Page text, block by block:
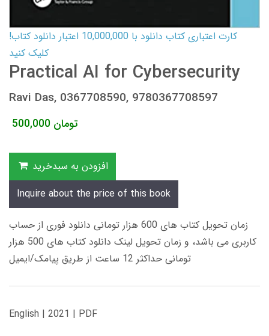
کارت اعتباری کتاب دانلود با 10,000,000 اعتبار دانلود کتاب!
کلیک کنید
Practical AI for Cybersecurity
Ravi Das, 0367708590, 9780367708597
500,000 تومان
افزودن به سبدخرید
Inquire about the price of this book
زمان تحویل کتاب های 600 هزار تومانی دانلود فوری از حساب
کاربری می باشد، و زمان تحویل لینک دانلود کتاب های 500 هزار
تومانی حداکثر 12 ساعت از طریق پیامک/ایمیل
English | 2021 | PDF